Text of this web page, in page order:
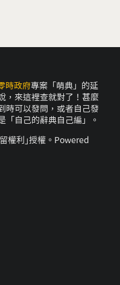
時政府專案「萌典」的延
，來這裡查就對了！甚麼
時可以發問，或者自己發
「自己的辭典自己編」。
權利｣授權。Powered